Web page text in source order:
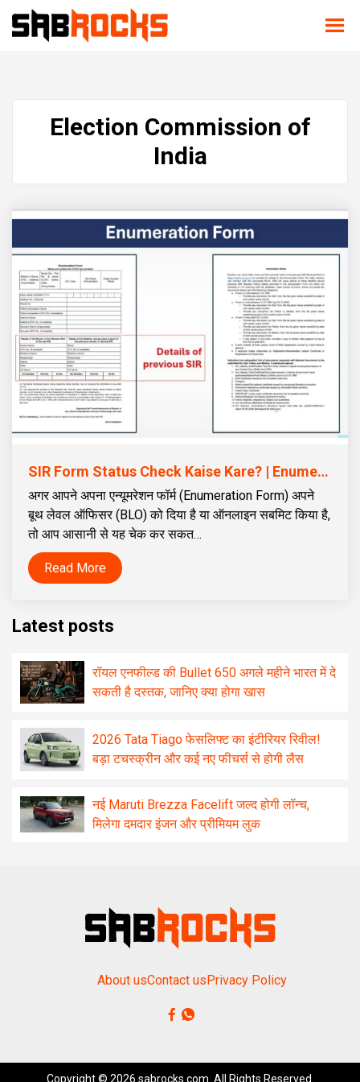
Election Commission of
India
SIR Form Status Check Kaise Kare? | Enumeration Form Upload Status Online Hindi Guide
अगर आपने अपना एन्यूमरेशन फॉर्म (Enumeration Form) अपने
बूथ लेवल ऑफिसर (BLO) को दिया है या ऑनलाइन सबमिट किया है,
तो आप आसानी से यह चेक कर सकत…
Read More
Latest posts
रॉयल एनफील्ड की Bullet 650 अगले महीने भारत में दे
सकती है दस्तक, जानिए क्या होगा खास
2026 Tata Tiago फेसलिफ्ट का इंटीरियर रिवील!
बड़ा टचस्क्रीन और कई नए फीचर्स से होगी लैस
नई Maruti Brezza Facelift जल्द होगी लॉन्च,
मिलेगा दमदार इंजन और प्रीमियम लुक
About usContact usPrivacy Policy
Copyright © 2026 sabrocks.com. All Rights Reserved.